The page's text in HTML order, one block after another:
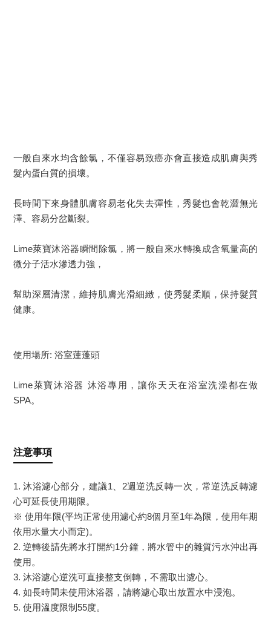
一般自來水均含餘氯，不僅容易致癌亦會直接造成肌膚與秀
髮內蛋白質的損壞。
長時間下來身體肌膚容易老化失去彈性，秀髮也會乾澀無光
澤、容易分岔斷裂。
Lime萊寶沐浴器瞬間除氯，將一般自來水轉換成含氧量高的
微分子活水滲透力強，
幫助深層清潔，維持肌膚光滑細緻，使秀髮柔順，保持髮質
健康。
使用場所: 浴室蓮蓬頭
Lime萊寶沐浴器 沐浴專用，讓你天天在浴室洗澡都在做
SPA。
注意事項
1. 沐浴濾心部分，建議1、2週逆洗反轉一次，常逆洗反轉濾
心可延長使用期限。
※ 使用年限(平均正常使用濾心約8個月至1年為限，使用年期
依用水量大小而定)。
2. 逆轉後請先將水打開約1分鐘，將水管中的雜質污水沖出再
使用。
3. 沐浴濾心逆洗可直接整支倒轉，不需取出濾心。
4. 如長時間未使用沐浴器，請將濾心取出放置水中浸泡。
5. 使用溫度限制55度。